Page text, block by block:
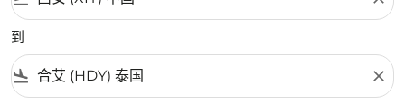
到
flight_land close